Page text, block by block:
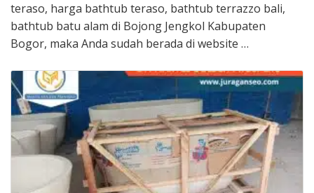
teraso, harga bathtub teraso, bathtub terrazzo bali,
bathtub batu alam di Bojong Jengkol Kabupaten
Bogor, maka Anda sudah berada di website …